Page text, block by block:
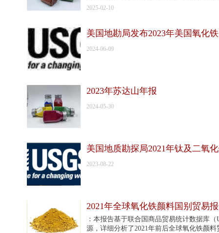
重点剖析与比较。本文希望以数据为业务
2025-02-10
美国地勘局发布2023年美国氧化
2024-06-09
2023年苏达山年报
2024-05-30
美国地质勘探局2021年钛及二氧
2023-08-22
2021年全球氧化铁颜料国别贸易
：本报告基于联合国商品贸易统计数据库
源，详细分析了2021年前后全球氧化铁颜